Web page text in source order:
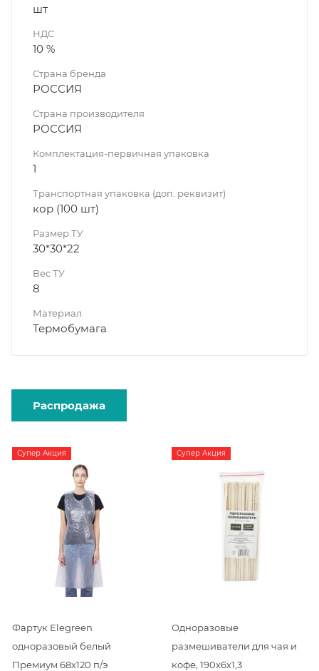
шт
НДС
10 %
Страна бренда
РОССИЯ
Страна производителя
РОССИЯ
Комплектация-первичная упаковка
1
Транспортная упаковка (доп. реквизит)
кор (100 шт)
Размер ТУ
30*30*22
Вес ТУ
8
Материал
Термобумага
Распродажа
Супер Акция
Фартук Elegreen
одноразовый белый
Премиум 68х120 п/э
Супер Акция
Одноразовые
размешиватели для чая и
кофе, 190х6х1,3